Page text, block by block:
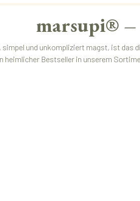
marsupi®
simpel und unkompliziert magst, ist das
heimlicher Bestseller in unserem